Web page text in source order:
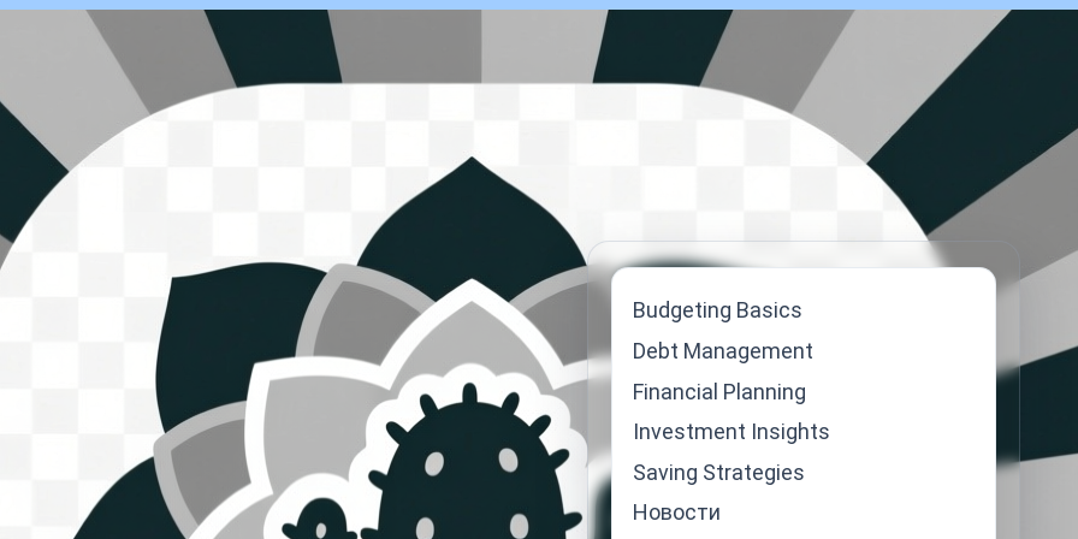
Budgeting Basics
Debt Management
Financial Planning
Investment Insights
Saving Strategies
Новости